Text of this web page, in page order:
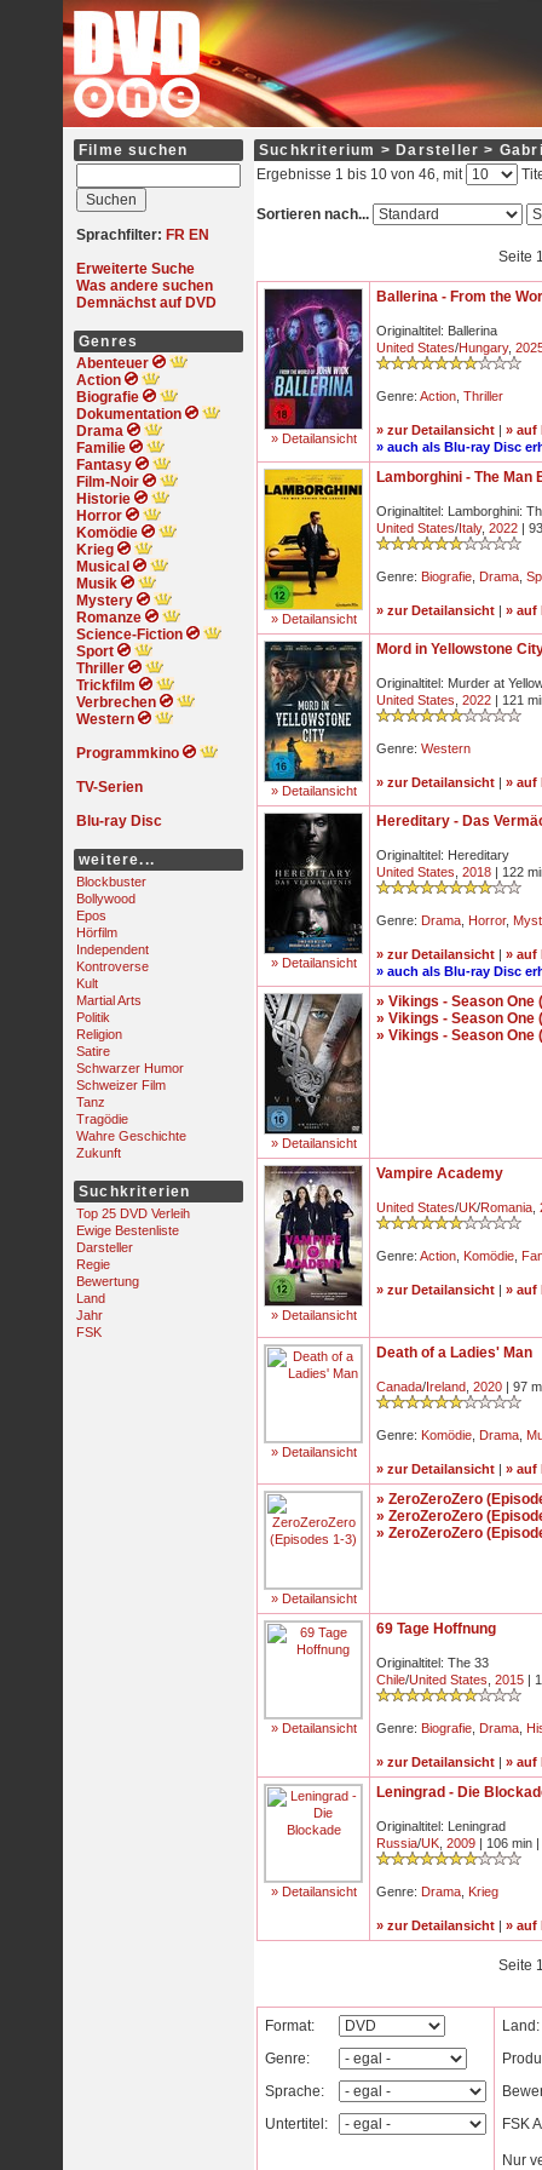
Filme suchen
Sprachfilter: FR EN
Erweiterte Suche
Was andere suchen
Demnächst auf DVD
Genres
Abenteuer
Action
Biografie
Dokumentation
Drama
Familie
Fantasy
Film-Noir
Historie
Horror
Komödie
Krieg
Musical
Musik
Mystery
Romanze
Science-Fiction
Sport
Thriller
Trickfilm
Verbrechen
Western
Programmkino
TV-Serien
Blu-ray Disc
weitere...
Blockbuster
Bollywood
Epos
Hörfilm
Independent
Kontroverse
Kult
Martial Arts
Politik
Religion
Satire
Schwarzer Humor
Schweizer Film
Tanz
Tragödie
Wahre Geschichte
Zukunft
Suchkriterien
Top 25 DVD Verleih
Ewige Bestenliste
Darsteller
Regie
Bewertung
Land
Jahr
FSK
Suchkriterium > Darsteller >
Ergebnisse 1 bis 10 von 46, mit
Sortieren nach...
Seite
» Detailansicht
Ballerina - From the
Originaltitel: Ballerina
United States/Hungary,
Genre: Action Thriller
» zur Detailansicht | » auf
» auch als Blu-ray Disc
» Detailansicht
Lamborghini - The Man
Originaltitel: Lamborghini:
United States/Italy, 2022 |
Genre: Biografie Drama
» zur Detailansicht | » auf
» Detailansicht
Mord in Yellowstone
Originaltitel: Murder at
United States 2022 | 121
Genre: Western
» zur Detailansicht | » auf
» Detailansicht
Hereditary - Das
Originaltitel: Hereditary
United States 2018 | 122
Genre: Drama Horror,
» zur Detailansicht | » auf
» auch als Blu-ray Disc
» Detailansicht
» Vikings - Season One
» Vikings - Season One
» Vikings - Season One
» Detailansicht
Vampire Academy
United States/UK/Romania
Genre: Action Komödie
» zur Detailansicht | » auf
» Detailansicht
Death of a Ladies' Man
Canada/Ireland 2020 | 97
Genre: Komödie Drama
» zur Detailansicht | » auf
» Detailansicht
» ZeroZeroZero
» ZeroZeroZero
» ZeroZeroZero
» Detailansicht
69 Tage Hoffnung
Originaltitel: The 33
Chile/United States 2015 |
Genre: Biografie Drama
» zur Detailansicht | » auf
» Detailansicht
Leningrad - Die
Originaltitel: Leningrad
Russia/UK 2009 | 106 min |
Genre: Drama Krieg
» zur Detailansicht | » auf
Seite
Format:
Genre:
Sprache:
Untertitel:
Land:
FSK
Nur